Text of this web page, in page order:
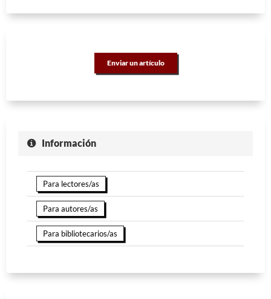
Enviar un artículo
Información
Para lectores/as
Para autores/as
Para bibliotecarios/as